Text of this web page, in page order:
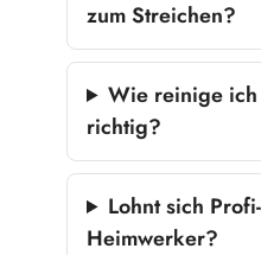
zum Streichen?
Wie reinige ich
richtig?
Lohnt sich
Heimwerker?